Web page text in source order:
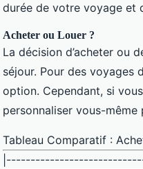
durée de votre voyage et
Acheter ou Louer ?
La décision d’acheter ou
séjour. Pour des voyages
option. Cependant, si
personnaliser vous-
Tableau Comparatif :